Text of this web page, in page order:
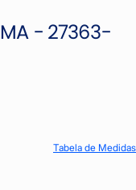
- 27363-
Tabela de Medidas